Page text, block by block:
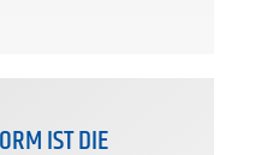
IST DIE